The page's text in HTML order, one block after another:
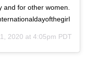
and for other women.
2020 at 4:05pm PDT